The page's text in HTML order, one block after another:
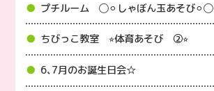
プチルーム ◯⚪︎しゃぼん玉あそび⚪︎◯
ちびっこ教室 ⭐︎体育あそび ②⭐︎
6､7月のお誕生日会☆